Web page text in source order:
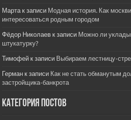
Мартак записи Модная история. Как
интересоваться родным городом
Фёдор Николаев к записи Можно ли
штукатурку?
Тимофей к записи Выбираем лестницу-
Герман к записи Как не стать обманутым
застройщика-банкрота
Категория постов